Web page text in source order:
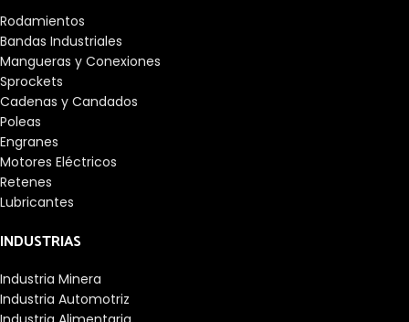
Rodamientos
Bandas Industriales
Mangueras y Conexiones
Sprockets
Cadenas y Candados
Poleas
Engranes
Motores Eléctricos
Retenes
Lubricantes
INDUSTRIAS
Industria Minera
Industria Automotriz